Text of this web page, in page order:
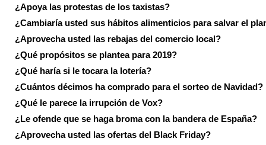
¿Apoya las protestas de los taxistas?
¿Cambiaría usted sus hábitos alimenticios para salvar el
¿Aprovecha usted las rebajas del comercio local?
¿Qué propósitos se plantea para 2019?
¿Qué haría si le tocara la lotería?
¿Cuántos décimos ha comprado para el sorteo de Navidad?
¿Qué le parece la irrupción de Vox?
¿Le ofende que se haga broma con la bandera de España?
¿Aprovecha usted las ofertas del Black Friday?